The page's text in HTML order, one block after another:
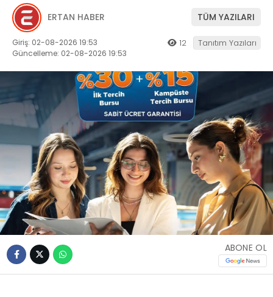
ERTAN HABER TÜM YAZILARI
Giriş: 02-08-2026 19:53
Güncelleme: 02-08-2026 19:53
12 Tanıtım Yazıları
ABONE OL